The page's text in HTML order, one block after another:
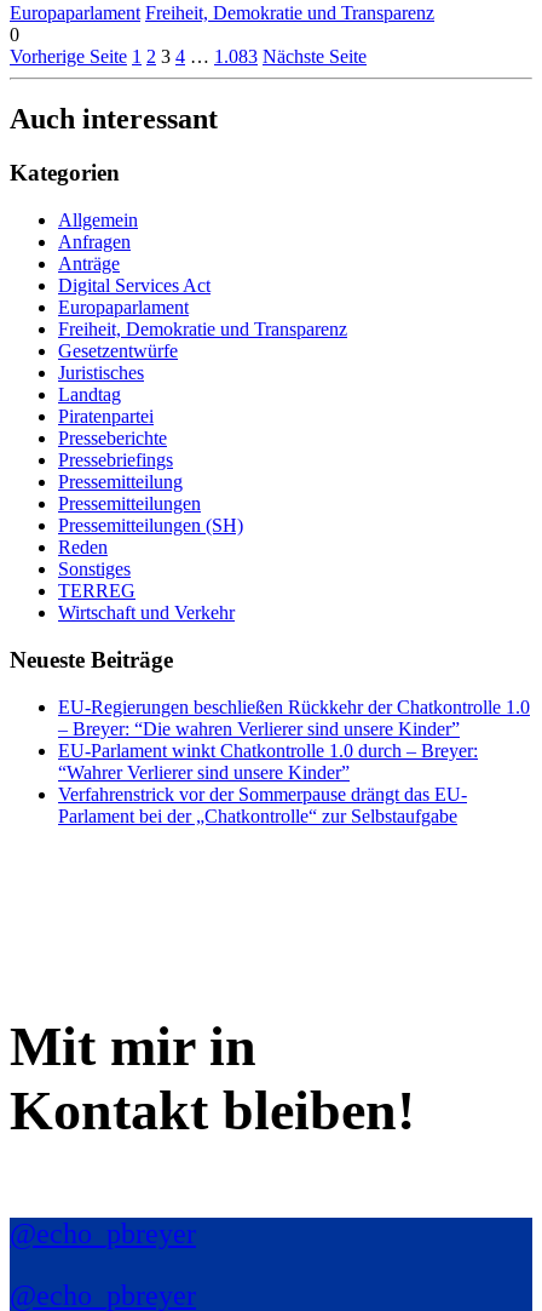
Europaparlament Freiheit, Demokratie und Transparenz
0
Vorherige Seite 1 2 3 4 … 1.083 Nächste Seite
Auch interessant
Kategorien
Allgemein
Anfragen
Anträge
Digital Services Act
Europaparlament
Freiheit, Demokratie und Transparenz
Gesetzentwürfe
Juristisches
Landtag
Piratenpartei
Presseberichte
Pressebriefings
Pressemitteilung
Pressemitteilungen
Pressemitteilungen (SH)
Reden
Sonstiges
TERREG
Wirtschaft und Verkehr
Neueste Beiträge
EU-Regierungen beschließen Rückkehr der Chatkontrolle 1.0
– Breyer: “Die wahren Verlierer sind unsere Kinder”
EU-Parlament winkt Chatkontrolle 1.0 durch – Breyer:
“Wahrer Verlierer sind unsere Kinder”
Verfahrenstrick vor der Sommerpause drängt das EU-
Parlament bei der „Chatkontrolle“ zur Selbstaufgabe
Mit mir in
Kontakt bleiben!
@echo_pbreyer
@echo_pbreyer